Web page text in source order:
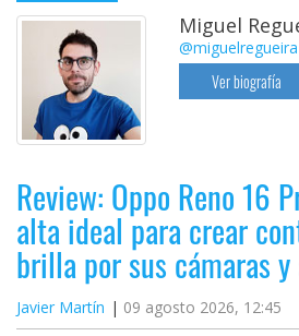
Miguel
@miguelregueira
Ver biografía
Review: Oppo Reno 16
alta ideal para crear
brilla por sus cámaras
Javier Martín 09 agosto 2026, 12:45